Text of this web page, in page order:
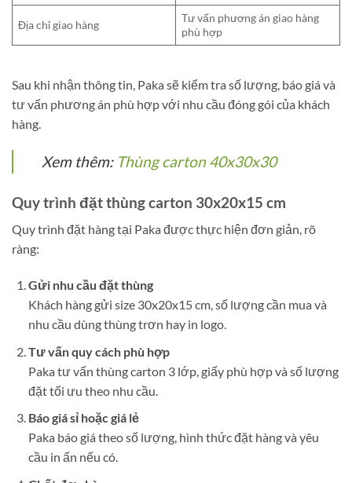
Địa chỉ giao hàng
Tư vấn phương án giao hàng
phù hợp
Sau khi nhận thông tin, Paka sẽ kiểm tra số lượng, báo giá và
tư vấn phương án phù hợp với nhu cầu đóng gói của khách
hàng.
Xem thêm: Thùng carton 40x30x30
Quy trình đặt thùng carton 30x20x15 cm
Quy trình đặt hàng tại Paka được thực hiện đơn giản, rõ
ràng:
Gửi nhu cầu đặt thùng
Khách hàng gửi size 30x20x15 cm, số lượng cần mua và
nhu cầu dùng thùng trơn hay in logo.
Tư vấn quy cách phù hợp
Paka tư vấn thùng carton 3 lớp, giấy phù hợp và số lượng
đặt tối ưu theo nhu cầu.
Báo giá sỉ hoặc giá lẻ
Paka báo giá theo số lượng, hình thức đặt hàng và yêu
cầu in ấn nếu có.